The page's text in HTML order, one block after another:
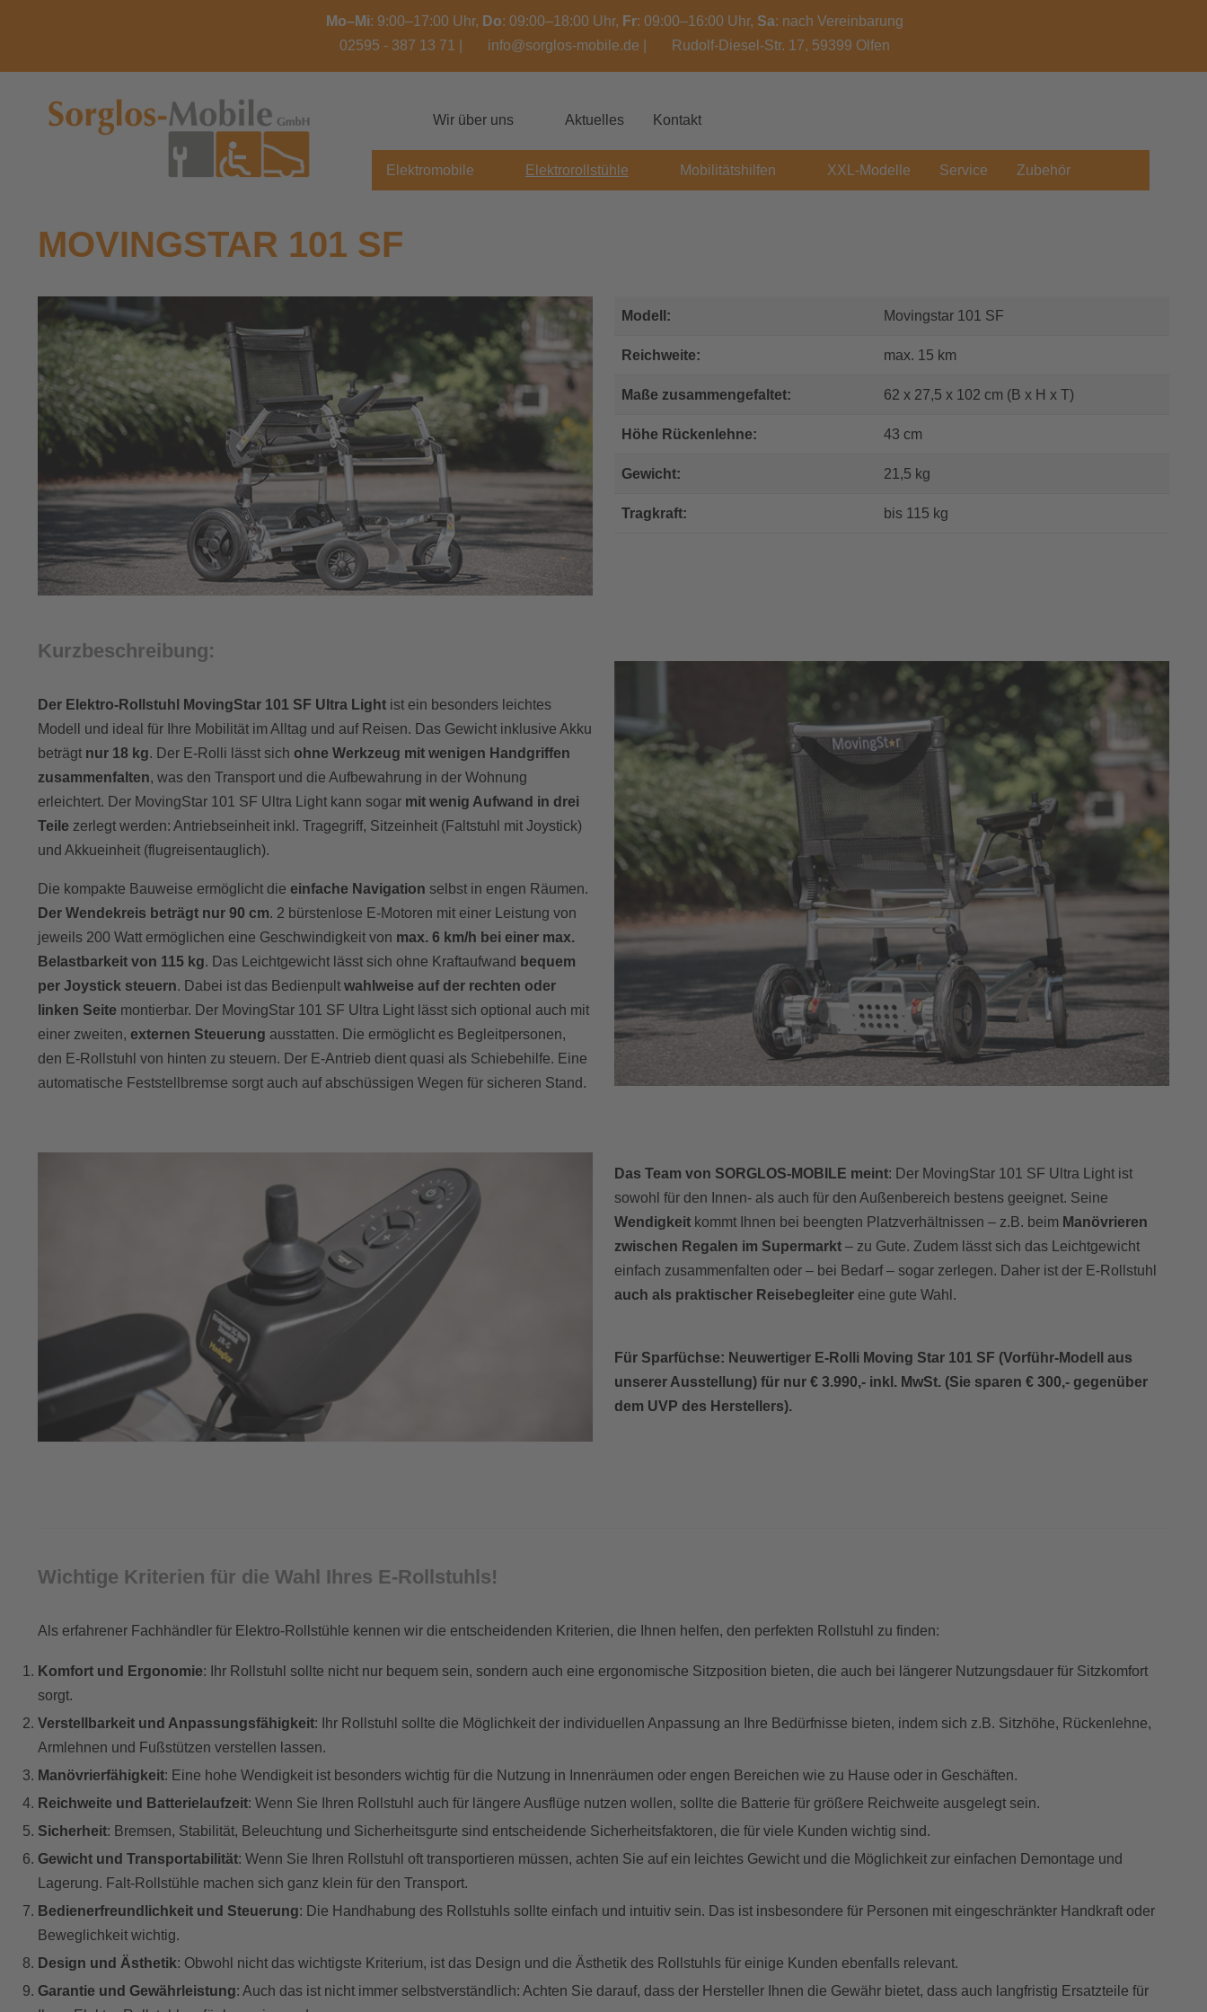
Mo–Mi: 9:00–17:00 Uhr, Do: 09:00–18:00 Uhr, Fr: 09:00–16:00 Uhr, Sa: nach Vereinbarung
02595 - 387 13 71
info@sorglos-mobile.de Rudolf-Diesel-Str. 17, 59399 Olfen
Wir über uns Aktuelles Kontakt
Elektromobile Elektrorollstühle Mobilitätshilfen XXL-Modelle Service Zubehör
MOVINGSTAR 101 SF
Modell: Movingstar 101 SF
Reichweite: max. 15 km
Maße zusammengefaltet: 62 x 27,5 x 102 cm (B x H x T)
Höhe Rückenlehne: 43 cm
Gewicht: 21,5 kg
Tragkraft: bis 115 kg
Kurzbeschreibung:
Der Elektro-Rollstuhl MovingStar 101 SF Ultra Light ist ein besonders leichtes
Modell und ideal für Ihre Mobilität im Alltag und auf Reisen. Das Gewicht inklusive Akku
beträgt nur 18 kg. Der E-Rolli lässt sich ohne Werkzeug mit wenigen Handgriffen
zusammenfalten, was den Transport und die Aufbewahrung in der Wohnung
erleichtert. Der MovingStar 101 SF Ultra Light kann sogar mit wenig Aufwand in drei
Teile zerlegt werden: Antriebseinheit inkl. Tragegriff, Sitzeinheit (Faltstuhl mit Joystick)
und Akkueinheit (flugreisentauglich).
Die kompakte Bauweise ermöglicht die einfache Navigation selbst in engen Räumen.
Der Wendekreis beträgt nur 90 cm. 2 bürstenlose E-Motoren mit einer Leistung von
jeweils 200 Watt ermöglichen eine Geschwindigkeit von max. 6 km/h bei einer max.
Belastbarkeit von 115 kg. Das Leichtgewicht lässt sich ohne Kraftaufwand bequem
per Joystick steuern. Dabei ist das Bedienpult wahlweise auf der rechten oder
linken Seite montierbar. Der MovingStar 101 SF Ultra Light lässt sich optional auch mit
einer zweiten, externen Steuerung ausstatten. Die ermöglicht es Begleitpersonen,
den E-Rollstuhl von hinten zu steuern. Der E-Antrieb dient quasi als Schiebehilfe. Eine
automatische Feststellbremse sorgt auch auf abschüssigen Wegen für sicheren Stand.
Das Team von SORGLOS-MOBILE meint: Der MovingStar 101 SF Ultra Light ist
sowohl für den Innen- als auch für den Außenbereich bestens geeignet. Seine
Wendigkeit kommt Ihnen bei beengten Platzverhältnissen – z.B. beim Manövrieren
zwischen Regalen im Supermarkt – zu Gute. Zudem lässt sich das Leichtgewicht
einfach zusammenfalten oder – bei Bedarf – sogar zerlegen. Daher ist der E-Rollstuhl
auch als praktischer Reisebegleiter eine gute Wahl.
Für Sparfüchse: Neuwertiger E-Rolli Moving Star 101 SF (Vorführ-Modell aus
unserer Ausstellung) für nur € 3.990,- inkl. MwSt. (Sie sparen € 300,- gegenüber
dem UVP des Herstellers).
Wichtige Kriterien für die Wahl Ihres E-Rollstuhls!
Als erfahrener Fachhändler für Elektro-Rollstühle kennen wir die entscheidenden Kriterien, die Ihnen helfen, den perfekten Rollstuhl zu finden:
Komfort und Ergonomie: Ihr Rollstuhl sollte nicht nur bequem sein, sondern auch eine ergonomische Sitzposition bieten, die auch bei längerer Nutzungsdauer für Sitzkomfort
sorgt.
Verstellbarkeit und Anpassungsfähigkeit: Ihr Rollstuhl sollte die Möglichkeit der individuellen Anpassung an Ihre Bedürfnisse bieten, indem sich z.B. Sitzhöhe, Rückenlehne,
Armlehnen und Fußstützen verstellen lassen.
Manövrierfähigkeit: Eine hohe Wendigkeit ist besonders wichtig für die Nutzung in Innenräumen oder engen Bereichen wie zu Hause oder in Geschäften.
Reichweite und Batterielaufzeit: Wenn Sie Ihren Rollstuhl auch für längere Ausflüge nutzen wollen, sollte die Batterie für größere Reichweite ausgelegt sein.
Sicherheit: Bremsen, Stabilität, Beleuchtung und Sicherheitsgurte sind entscheidende Sicherheitsfaktoren, die für viele Kunden wichtig sind.
Gewicht und Transportabilität: Wenn Sie Ihren Rollstuhl oft transportieren müssen, achten Sie auf ein leichtes Gewicht und die Möglichkeit zur einfachen Demontage und
Lagerung. Falt-Rollstühle machen sich ganz klein für den Transport.
Bedienerfreundlichkeit und Steuerung: Die Handhabung des Rollstuhls sollte einfach und intuitiv sein. Das ist insbesondere für Personen mit eingeschränkter Handkraft oder
Beweglichkeit wichtig.
Design und Ästhetik: Obwohl nicht das wichtigste Kriterium, ist das Design und die Ästhetik des Rollstuhls für einige Kunden ebenfalls relevant.
Garantie und Gewährleistung: Auch das ist nicht immer selbstverständlich: Achten Sie darauf, dass der Hersteller Ihnen die Gewähr bietet, dass auch langfristig Ersatzteile für